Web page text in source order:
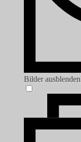
Bilder ausblenden